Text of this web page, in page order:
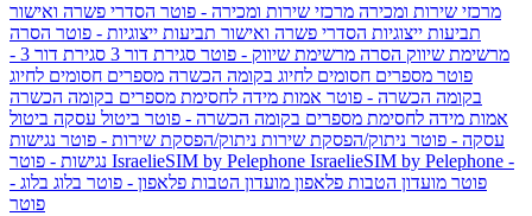
מרכזי שירות ומכירה מרכזי שירות ומכירה - פוטר הסדרי פשרה ואישור
תביעות ייצוגיות הסדרי פשרה ואישור תביעות ייצוגיות - פוטר הסרה
מרשימת שיווק הסרה מרשימת שיווק - פוטר סגירת דור 3
סגירת דור 3 -
פוטר מספרים חסומים לחיוג בקומה הכשרה מספרים חסומים לחיוג
בקומה הכשרה - פוטר אמות מידה לחסימת מספרים בקומה הכשרה
אמות מידה לחסימת מספרים בקומה הכשרה - פוטר ביטול עסקה ביטול
עסקה - פוטר ניתוק/הפסקת שירות ניתוק/הפסקת שירות - פוטר נגישות
IsraelieSIM by Pelephone IsraelieSIM by Pelephone -
פוטר מועדון הטבות פלאפון מועדון הטבות פלאפון - פוטר בלוג בלוג -
פוטר